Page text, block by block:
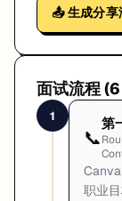
📤 生成分享
面试流程 (6
1
📞
第
职业